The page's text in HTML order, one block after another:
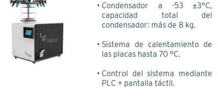
Condensador a -53 ±3°C,
capacidad total del
condensador: más de 8 kg.
Sistema de calentamiento de
las placas hasta 70 °C.
Control del sistema mediante
PLC + pantalla táctil.